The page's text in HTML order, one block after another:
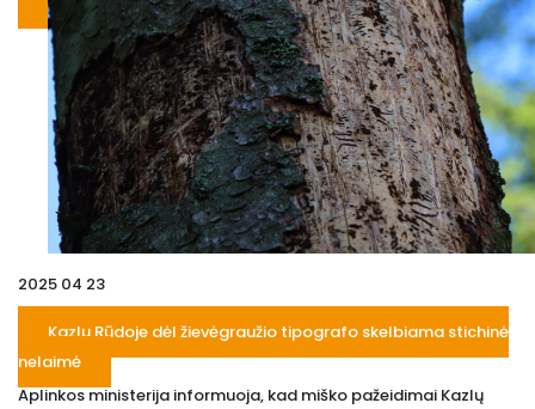
2025 04 23
Kazlų Rūdoje dėl žievėgraužio tipografo skelbiama stichinė
nelaimė
Aplinkos ministerija informuoja, kad miško pažeidimai Kazlų